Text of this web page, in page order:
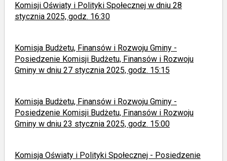
Komisji Oświaty i Polityki Społecznej w dniu 28
stycznia 2025, godz. 16:30
Komisja Budżetu, Finansów i Rozwoju Gminy -
Posiedzenie Komisji Budżetu, Finansów i Rozwoju
Gminy w dniu 27 stycznia 2025, godz. 15:15
Komisja Budżetu, Finansów i Rozwoju Gminy -
Posiedzenie Komisji Budżetu, Finansów i Rozwoju
Gminy w dniu 23 stycznia 2025, godz. 15:00
Komisja Oświaty i Polityki Społecznej - Posiedzenie